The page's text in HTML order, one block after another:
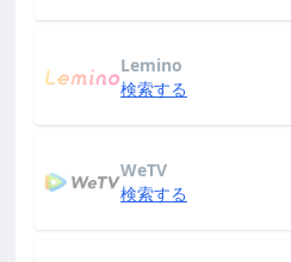
Lemino
検索する
WeTV
検索する